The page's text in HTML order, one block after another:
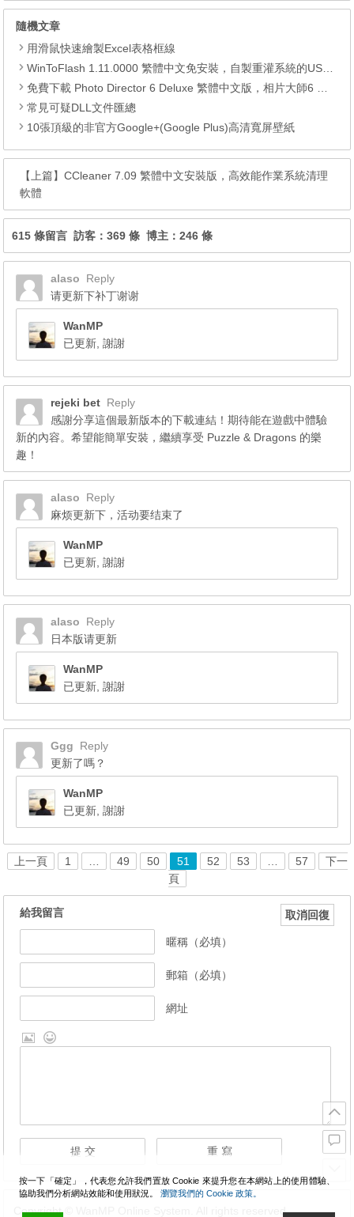
隨機文章
用滑鼠快速繪製Excel表格框線
WinToFlash 1.11.0000 繁體中文免安裝，自製重灌系統的USB隨身碟
免費下載 Photo Director 6 Deluxe 繁體中文版，相片大師6 正版序號 (限時免費)
常見可疑DLL文件匯總
10張頂級的非官方Google+(Google Plus)高清寬屏壁紙
【上篇】CCleaner 7.09 繁體中文安裝版，高效能作業系統清理
軟體
615 條留言 訪客：369 條 博主：246 條
alaso
Reply
请更新下补丁谢谢
WanMP
已更新, 謝謝
rejeki bet Reply
感謝分享這個最新版本的下載連結！期待能在遊戲中體驗
新的內容。希望能簡單安裝，繼續享受 Puzzle & Dragons 的樂
趣！
alaso
Reply
麻烦更新下，活动要结束了
WanMP
已更新, 謝謝
alaso
Reply
日本版请更新
WanMP
已更新, 謝謝
Ggg
Reply
更新了嗎？
WanMP
已更新, 謝謝
上一頁 1 49 50 51 52 53 57
下一
頁
給我留言 取消回復
暱稱（必填）
郵箱（必填）
網址
Copyright © WanMP Online System. All rights reserved.
按一下「確定」，代表您允許我們置放 Cookie 來提升您在本網站上的使用體驗、
協助我們分析網站效能和使用狀況。 瀏覽我們的 Cookie 政策。